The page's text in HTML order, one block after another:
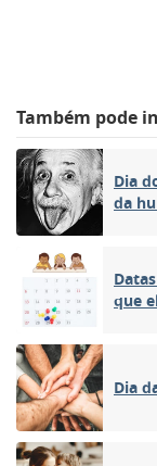
Também pode
Dia
da
que
Dia